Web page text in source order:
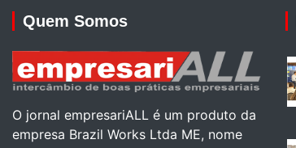
Quem Somos
O jornal empresariALL é um produto da
empresa Brazil Works Ltda ME, nome